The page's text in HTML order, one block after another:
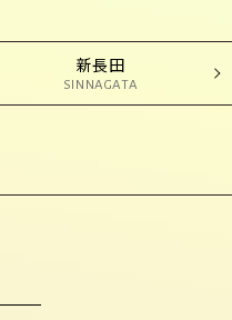
新長田
SINNAGATA